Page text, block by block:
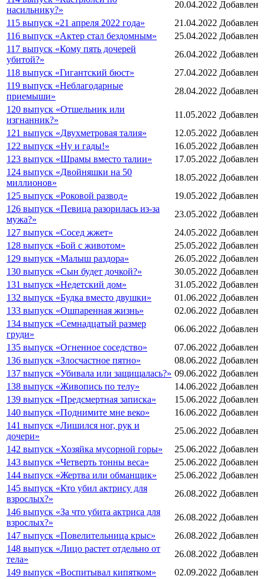
насильнику?»
20.04.2022 Добавлен
115 выпуск «21 апреля 2022 года»
21.04.2022 Добавлен
116 выпуск «Актер стал бездомным»
25.04.2022 Добавлен
117 выпуск «Кому пять дочерей
убитой?»
26.04.2022 Добавлен
118 выпуск «Гигантский бюст»
27.04.2022 Добавлен
119 выпуск «Неблагодарные
приемыши»
28.04.2022 Добавлен
120 выпуск «Отшельник или
изгнанник?»
11.05.2022 Добавлен
121 выпуск «Двухметровая талия»
12.05.2022 Добавлен
122 выпуск «Ну и гады!»
16.05.2022 Добавлен
123 выпуск «Шрамы вместо талии»
17.05.2022 Добавлен
124 выпуск «Двойняшки на 50
миллионов»
18.05.2022 Добавлен
125 выпуск «Роковой развод»
19.05.2022 Добавлен
126 выпуск «Певица разорилась из-за
мужа?»
23.05.2022 Добавлен
127 выпуск «Сосед жжет»
24.05.2022 Добавлен
128 выпуск «Бой с животом»
25.05.2022 Добавлен
129 выпуск «Малыш раздора»
26.05.2022 Добавлен
130 выпуск «Сын будет дочкой?»
30.05.2022 Добавлен
131 выпуск «Недетский дом»
31.05.2022 Добавлен
132 выпуск «Будка вместо двушки»
01.06.2022 Добавлен
133 выпуск «Ошпаренная жизнь»
02.06.2022 Добавлен
134 выпуск «Семнадцатый размер
груди»
06.06.2022 Добавлен
135 выпуск «Огненное соседство»
07.06.2022 Добавлен
136 выпуск «Злосчастное пятно»
08.06.2022 Добавлен
137 выпуск «Убивала или защищалась?» 09.06.2022 Добавлен
138 выпуск «Живопись по телу»
14.06.2022 Добавлен
139 выпуск «Предсмертная записка»
15.06.2022 Добавлен
140 выпуск «Поднимите мне веко»
16.06.2022 Добавлен
141 выпуск «Лишился ног, рук и
дочери»
25.06.2022 Добавлен
142 выпуск «Хозяйка мусорной горы»
25.06.2022 Добавлен
143 выпуск «Четверть тонны веса»
25.06.2022 Добавлен
144 выпуск «Жертва или обманщик»
25.06.2022 Добавлен
145 выпуск «Кто убил актрису для
взрослых?»
26.08.2022 Добавлен
146 выпуск «За что убита актриса для
взрослых?»
26.08.2022 Добавлен
147 выпуск «Повелительница крыс»
26.08.2022 Добавлен
148 выпуск «Лицо растет отдельно от
тела»
26.08.2022 Добавлен
149 выпуск «Воспитывал кипятком»
02.09.2022 Добавлен